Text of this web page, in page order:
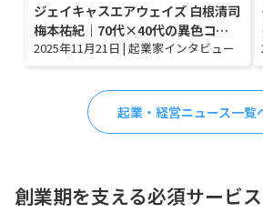
ジェイキャスエアウェイズ 白根清司
梅本祐紀｜70代×40代の異色コ…
2025年11月21日 | 起業家インタビュー
起業・経営ニュース一覧
創業期を支える必須サービス